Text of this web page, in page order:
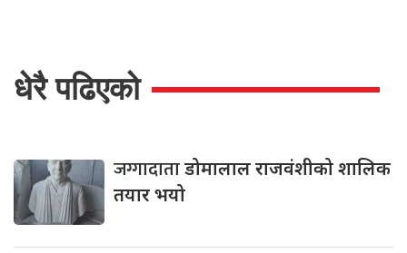
धेरै पढिएको
जग्गादाताडोमालाल राजवंशीको शालिक
तयार भयो